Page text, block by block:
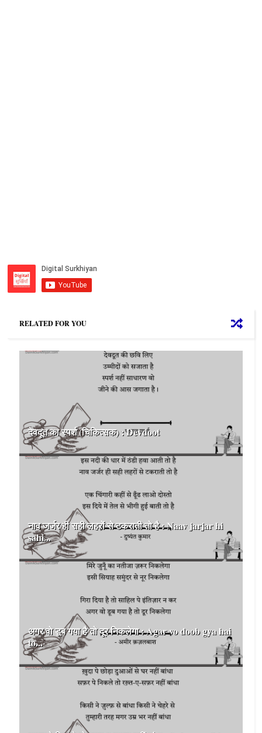
RELATED FOR YOU
देवदूत का स्पर्श (चिकित्सक) : Devdoot
नाव जर्जर ही सही लहरों से टकराती तो है : Naav jarjar hi
sahi...
अगर वो डूब गया है तो दूर निकलेगा : Agar vo doob gya hai
to...